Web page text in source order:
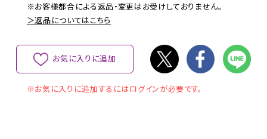
※お客様都合による返品・変更はお受けしておりません。
＞返品についてはこちら
お気に入りに追加
※お気に入りに追加するにはログインが必要です。